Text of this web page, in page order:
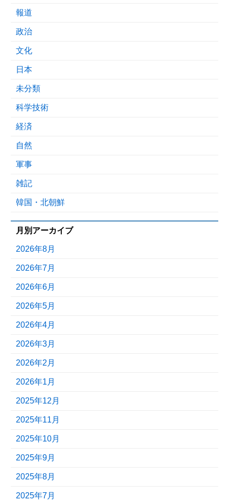
報道
政治
文化
日本
未分類
科学技術
経済
自然
軍事
雑記
韓国・北朝鮮
月別アーカイブ
2026年8月
2026年7月
2026年6月
2026年5月
2026年4月
2026年3月
2026年2月
2026年1月
2025年12月
2025年11月
2025年10月
2025年9月
2025年8月
2025年7月